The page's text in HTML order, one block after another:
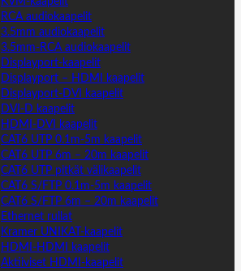
RCA audiokaapelit
3.5mm audiokaapelit
3.5mm-RCA audiokaapelit
Displayport-kaapelit
Displayport – HDMI kaapelit
Displayport-DVI kaapelit
DVI-D kaapelit
HDMI-DVI kaapelit
CAT6 UTP 0.1m-5m kaapelit
CAT6 UTP 6m – 20m kaapelit
CAT6 UTP pitkät välikaapelit
CAT6 S/FTP 0.1m-5m kaapelit
CAT6 S/FTP 6m – 20m kaapelit
Ethernet rullat
Kramer UNIKAT-kaapelit
HDMI-HDMI kaapelit
Aktiiviset HDMI-kaapelit